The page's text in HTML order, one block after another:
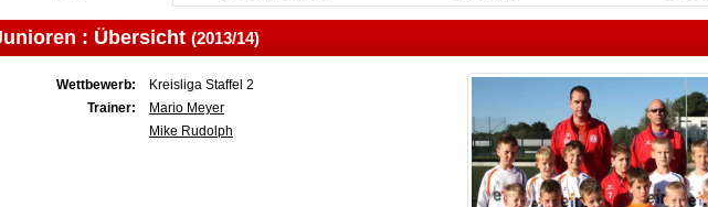
: Übersicht (2013/14)
Wettbewerb:
Kreisliga Staffel 2
Trainer:
Mario Meyer
Mike Rudolph